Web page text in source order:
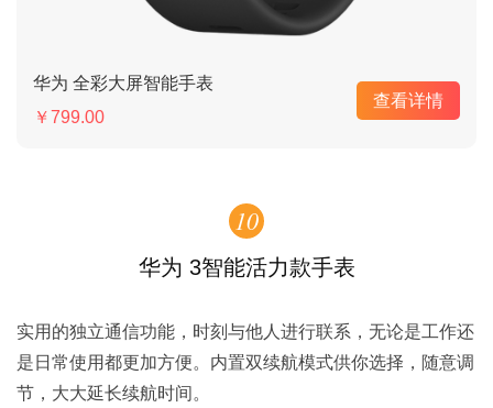
华为 全彩大屏智能手表
￥799.00
查看详情
10
华为 3智能活力款手表
实用的独立通信功能，时刻与他人进行联系，无论是工作还
是日常使用都更加方便。内置双续航模式供你选择，随意调
节，大大延长续航时间。